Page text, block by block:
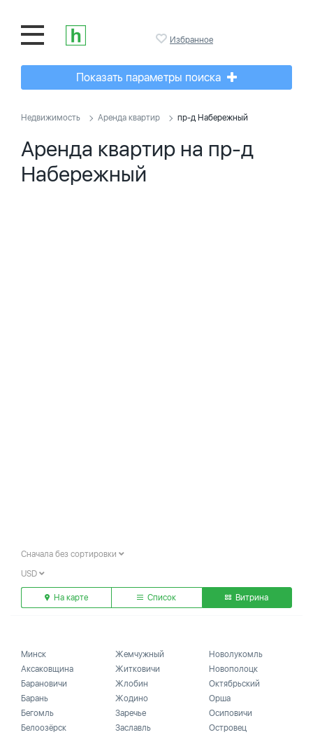
Избранное
Показать параметры поиска
Недвижимость Аренда квартир пр-д Набережный
Аренда квартир на пр-д
Набережный
Сначала без сортировки
USD
На карте Список Витрина
Минск
Аксаковщина
Барановичи
Барань
Бегомль
Белоозёрск
Жемчужный
Житковичи
Жлобин
Жодино
Заречье
Заславль
Новолукомль
Новополоцк
Октябрьский
Орша
Осиповичи
Островец